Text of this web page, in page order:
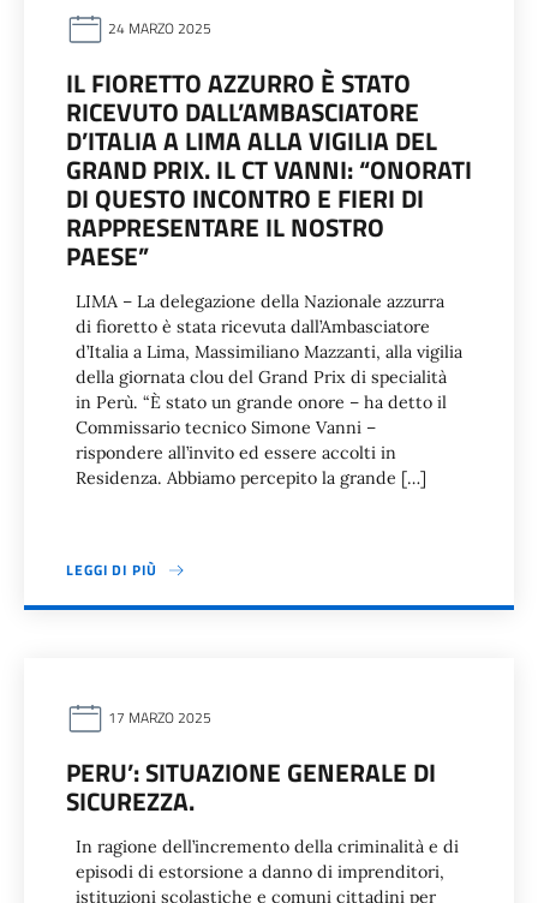
24 MARZO 2025
IL FIORETTO AZZURRO È STATO
RICEVUTO DALL’AMBASCIATORE
D’ITALIA A LIMA ALLA VIGILIA DEL
GRAND PRIX. IL CT VANNI: “ONORATI
DI QUESTO INCONTRO E FIERI DI
RAPPRESENTARE IL NOSTRO
PAESE”
LIMA – La delegazione della Nazionale azzurra
di fioretto è stata ricevuta dall’Ambasciatore
d’Italia a Lima, Massimiliano Mazzanti, alla vigilia
della giornata clou del Grand Prix di specialità
in Perù. “È stato un grande onore – ha detto il
Commissario tecnico Simone Vanni –
rispondere all’invito ed essere accolti in
Residenza. Abbiamo percepito la grande […]
LEGGI DI PIÙ
17 MARZO 2025
PERU’: SITUAZIONE GENERALE DI
SICUREZZA.
In ragione dell’incremento della criminalità e di
episodi di estorsione a danno di imprenditori,
istituzioni scolastiche e comuni cittadini per